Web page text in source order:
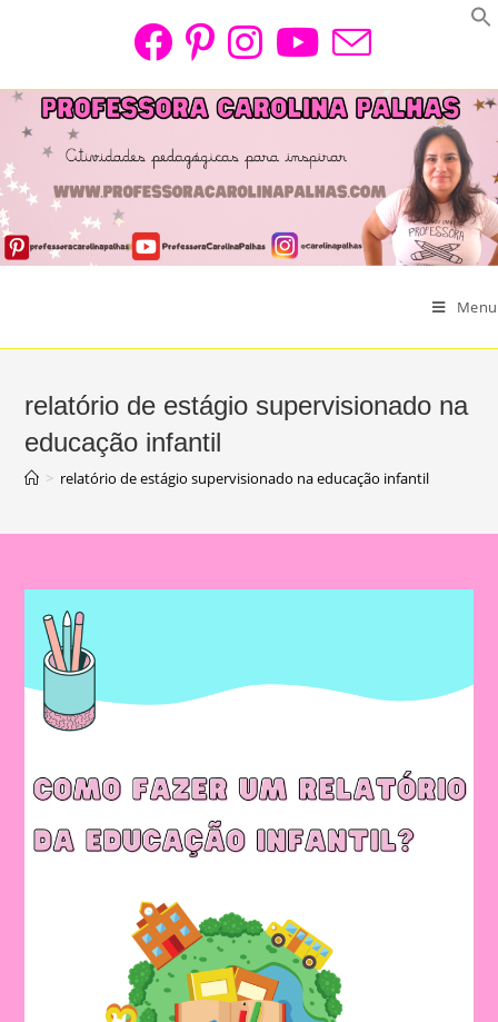
Menu
relatório de estágio supervisionado na
educação infantil
> relatório de estágio supervisionado na educação infantil